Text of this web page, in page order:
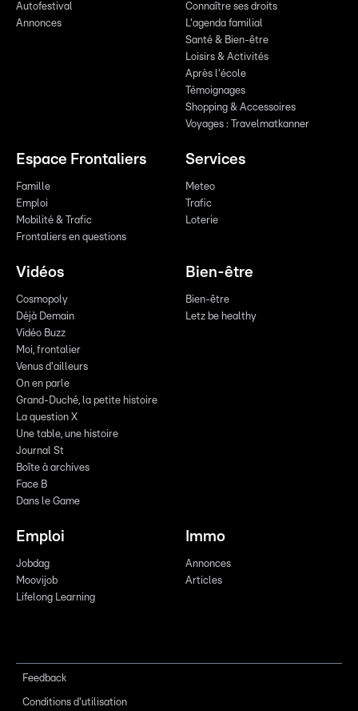
Autofestival
Annonces
Connaître ses droits
L'agenda familial
Santé & Bien-être
Loisirs & Activités
Après l'école
Témoignages
Shopping & Accessoires
Voyages : Travelmatkanner
Espace Frontaliers
Famille
Emploi
Mobilité & Trafic
Frontaliers en questions
Services
Meteo
Trafic
Loterie
Vidéos
Cosmopoly
Déjà Demain
Vidéo Buzz
Moi, frontalier
Venus d'ailleurs
On en parle
Grand-Duché, la petite histoire
La question X
Une table, une histoire
Journal St
Boîte à archives
Face B
Dans le Game
Bien-être
Bien-être
Letz be healthy
Emploi
Jobdag
Moovijob
Lifelong Learning
Immo
Annonces
Articles
Feedback
Conditions d'utilisation